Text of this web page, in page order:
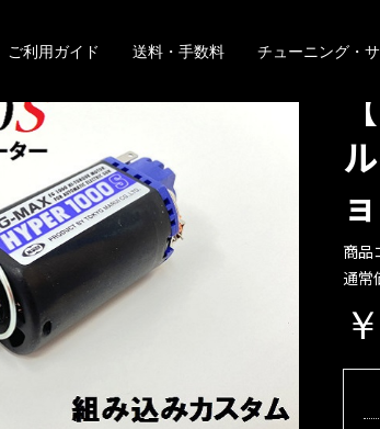
ご利用ガイド 送料・手数料 チューニング・
商品
通常